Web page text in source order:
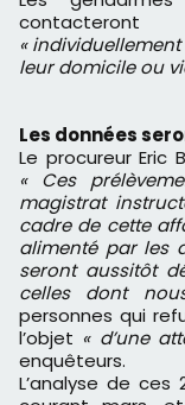
« individuellement
leur domicile ou
Les données
Le procureur Eric
« Ces
magistrat
cadre de cette
alimenté par les
seront aussitôt
celles dont
personnes qui
l’objet « d’une
enquêteurs.
L’analyse de ces